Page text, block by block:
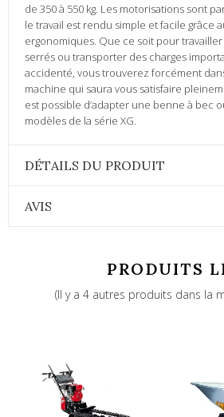
de 350 à 550 kg. Les motorisations sont
le travail est rendu simple et facile grâce
ergonomiques. Que ce soit pour
serrés ou transporter des charges
accidenté, vous trouverez forcément
machine qui saura vous satisfaire
est possible d’adapter une benne à bec
modèles de la série XG.
DÉTAILS DU PRODUIT
AVIS
PRODUITS
(Il y a 4 autres produits dans la